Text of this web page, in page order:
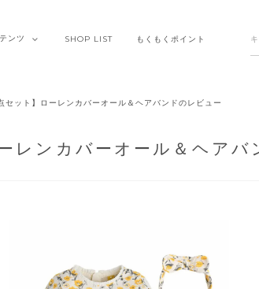
ンツ SHOP LIST もくもくポイント
セット】ローレンカバーオール＆ヘアバンドのレビュー
レンカバーオール＆ヘアバ